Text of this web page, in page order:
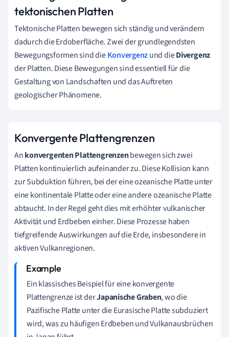
tektonischen Platten
Tektonische Platten bewegen sich ständig und verändern
dadurch die Erdoberfläche. Zwei der grundlegendsten
Bewegungsformen sind dieKonvergenzund dieDivergenz
der Platten. Diese Bewegungen sind essentiell für die
Gestaltung von Landschaften und das Auftreten
geologischer Phänomene.
Konvergente Plattengrenzen
Ankonvergenten Plattengrenzenbewegen sich zwei
Platten kontinuierlich aufeinander zu. Diese Kollision kann
zur Subduktion führen, bei der eine ozeanische Platte unter
eine kontinentale Platte oder eine andere ozeanische Platte
abtaucht. In der Regel geht dies mit erhöhter vulkanischer
Aktivität und Erdbeben einher. Diese Prozesse haben
tiefgreifende Auswirkungen auf die Erde, insbesondere in
aktiven Vulkanregionen.
Ein klassisches Beispiel für eine konvergente
Plattengrenze ist derJapanische Graben, wo die
Pazifische Platte unter die Eurasische Platte subduziert
wird, was zu häufigen Erdbeben und Vulkanausbrüchen